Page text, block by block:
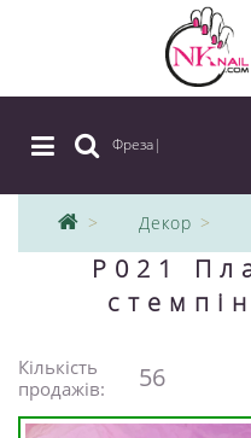
Фреза|
Декор
P021
Кількість
продажів:
56